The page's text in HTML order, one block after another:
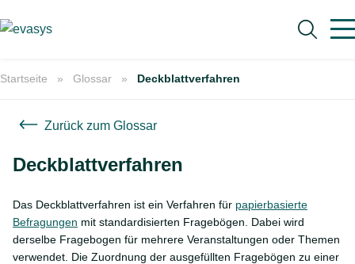
Suche
Startseite Glossar Deckblattverfahren
Zurück zum Glossar
Deckblattverfahren
Das Deckblattverfahren ist ein Verfahren für papierbasierte
Befragungen mit standardisierten Fragebögen. Dabei wird
derselbe Fragebogen für mehrere Veranstaltungen oder Themen
verwendet. Die Zuordnung der ausgefüllten Fragebögen zu einer